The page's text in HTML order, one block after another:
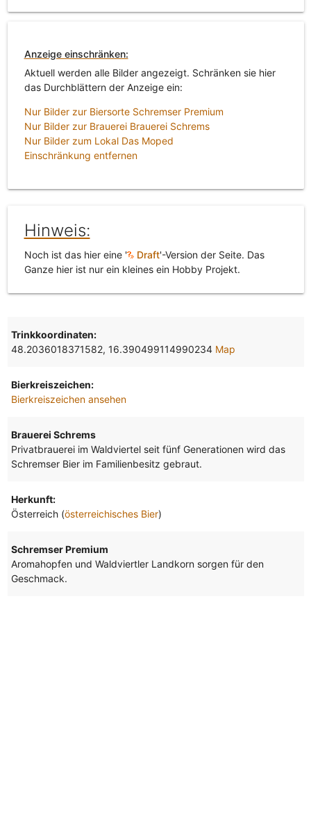
Anzeige einschränken:
Aktuell werden alle Bilder angezeigt. Schränken sie hier
das Durchblättern der Anzeige ein:
Nur Bilder zur Biersorte Schremser Premium
Nur Bilder zur Brauerei Brauerei Schrems
Nur Bilder zum Lokal Das Moped
Einschränkung entfernen
Hinweis:
Noch ist das hier eine ' Draft'-Version der Seite. Das
Ganze hier ist nur ein kleines ein Hobby Projekt.
Trinkkoordinaten:
48.2036018371582, 16.390499114990234 Map
Bierkreiszeichen:
Bierkreiszeichen ansehen
Brauerei Schrems
Privatbrauerei im Waldviertel seit fünf Generationen wird das
Schremser Bier im Familienbesitz gebraut.
Herkunft:
Österreich (österreichisches Bier)
Schremser Premium
Aromahopfen und Waldviertler Landkorn sorgen für den
Geschmack.